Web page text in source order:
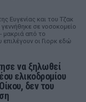
Ευγενίας και του Τζακ
σε νοσοκομείο
μακριά από το
οι Γιορκ εδώ
να ξηλωθεί
ελικοδρομίου
δεν του